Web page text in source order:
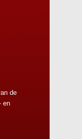
de
en